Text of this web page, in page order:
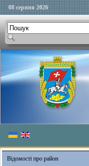
08 серпня 2026
Відомості про район